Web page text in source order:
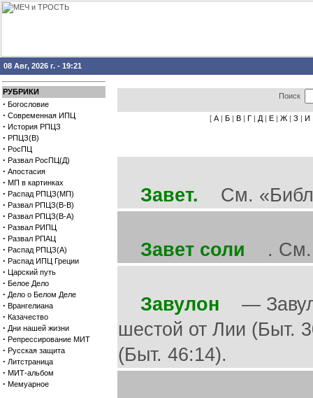
08 Авг, 2026 г. - 19:21
РУБРИКИ
· Богословие
· Современная ИПЦ
· История РПЦЗ
· РПЦЗ(В)
· РосПЦ
· Развал РосПЦ(Д)
· Апостасия
· МП в картинках
· Распад РПЦЗ(МП)
· Развал РПЦЗ(В-В)
· Развал РПЦЗ(В-А)
· Развал РИПЦ
· Развал РПАЦ
· Распад РПЦЗ(А)
· Распад ИПЦ Греции
· Царский путь
· Белое Дело
· Дело о Белом Деле
· Врангелиана
· Казачество
· Дни нашей жизни
· Репрессирование МИТ
· Русская защита
· Литстраница
· МИТ-альбом
· Мемуарное
Поиск
[ А | Б | В | Г | Д | Е | Ж | З | И
Завет. См.
Завет соли . См.
Завулон —
шестой от Лии (Быт.
(Быт. 46:14).